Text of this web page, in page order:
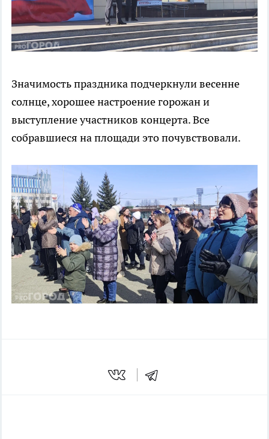
Значимость праздника подчеркнули весенне
солнце, хорошее настроение горожан и
выступление участников концерта. Все
собравшиеся на площади это почувствовали.